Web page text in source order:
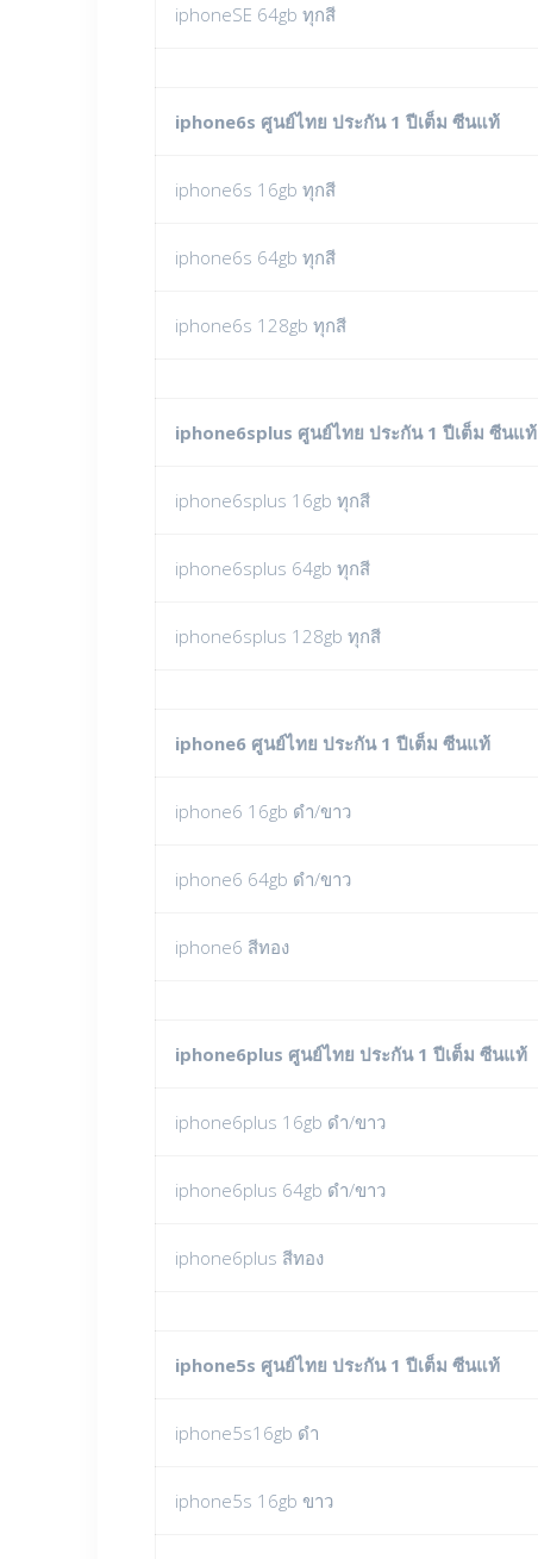
iphoneSE 64gb ทุกสี
iphone6s ศูนย์ไทย ประกัน 1 ปีเต็ม ซีนแท้
iphone6s 16gb ทุกสี
iphone6s 64gb ทุกสี
iphone6s 128gb ทุกสี
iphone6splus ศูนย์ไทย ประกัน 1 ปีเต็ม ซีนแท้
iphone6splus 16gb ทุกสี
iphone6splus 64gb ทุกสี
iphone6splus 128gb ทุกสี
iphone6 ศูนย์ไทย ประกัน 1 ปีเต็ม ซีนแท้
iphone6 16gb ดำ/ขาว
iphone6 64gb ดำ/ขาว
iphone6 สีทอง
iphone6plus ศูนย์ไทย ประกัน 1 ปีเต็ม ซีนแท้
iphone6plus 16gb ดำ/ขาว
iphone6plus 64gb ดำ/ขาว
iphone6plus สีทอง
iphone5s ศูนย์ไทย ประกัน 1 ปีเต็ม ซีนแท้
iphone5s16gb ดำ
iphone5s 16gb ขาว